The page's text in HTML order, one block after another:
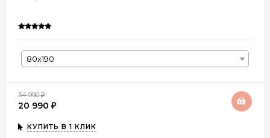
80х190
34 990₽
20 990 ₽
КУПИТЬ В 1 КЛИК